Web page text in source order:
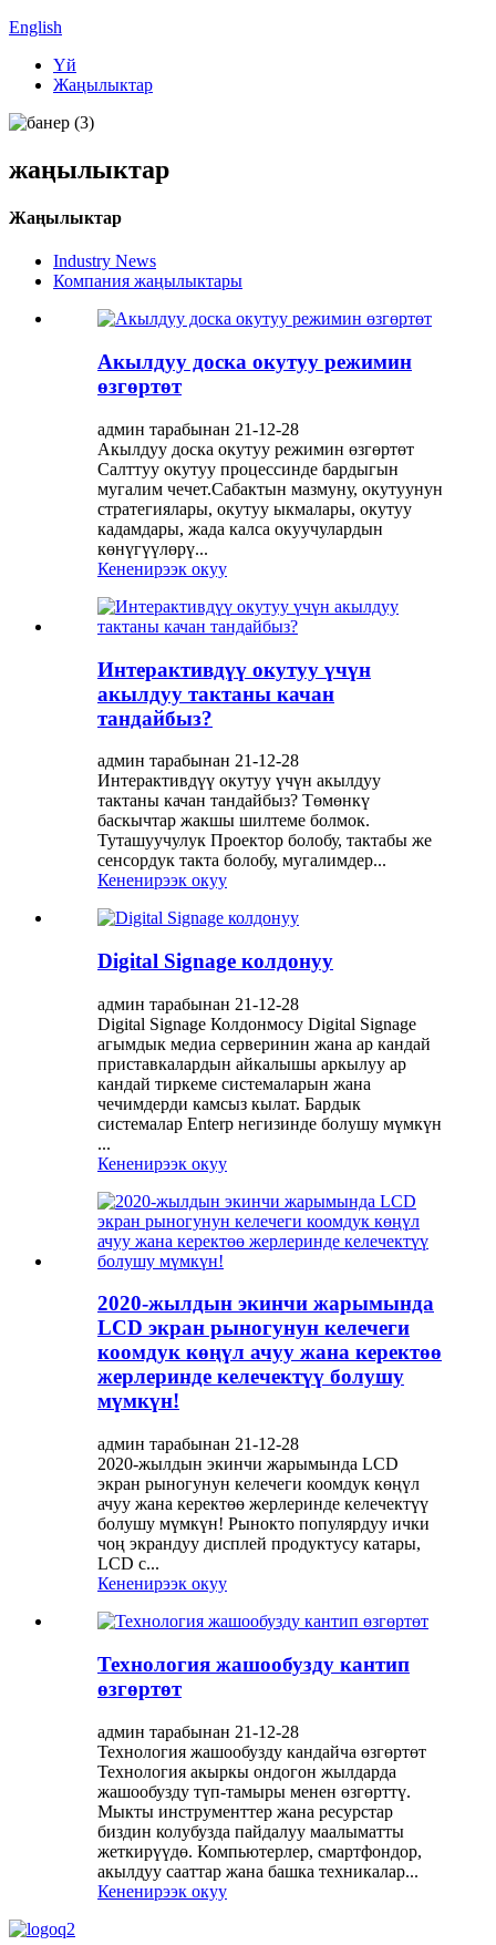
English
Үй
Жаңылыктар
жаңылыктар
Жаңылыктар
Industry News
Компания жаңылыктары
Акылдуу доска окутуу режимин
өзгөртөт
админ тарабынан 21-12-28
Акылдуу доска окутуу режимин өзгөртөт
Салттуу окутуу процессинде бардыгын
мугалим чечет.Сабактын мазмуну, окутуунун
стратегиялары, окутуу ыкмалары, окутуу
кадамдары, жада калса окуучулардын
көнүгүүлөрү...
Кененирээк окуу
Интерактивдүү окутуу үчүн
акылдуу тактаны качан
тандайбыз?
админ тарабынан 21-12-28
Интерактивдүү окутуу үчүн акылдуу
тактаны качан тандайбыз? Төмөнкү
баскычтар жакшы шилтеме болмок.
Туташуучулук Проектор болобу, тактабы же
сенсордук такта болобу, мугалимдер...
Кененирээк окуу
Digital Signage колдонуу
админ тарабынан 21-12-28
Digital Signage Колдонмосу Digital Signage
агымдык медиа серверинин жана ар кандай
приставкалардын айкалышы аркылуу ар
кандай тиркеме системаларын жана
чечимдерди камсыз кылат. Бардык
системалар Enterp негизинде болушу мүмкүн
...
Кененирээк окуу
2020-жылдын экинчи жарымында
LCD экран рыногунун келечеги
коомдук көңүл ачуу жана керектөө
жерлеринде келечектүү болушу
мүмкүн!
админ тарабынан 21-12-28
2020-жылдын экинчи жарымында LCD
экран рыногунун келечеги коомдук көңүл
ачуу жана керектөө жерлеринде келечектүү
болушу мүмкүн! Рынокто популярдуу ички
чоң экрандуу дисплей продуктусу катары,
LCD с...
Кененирээк окуу
Технология жашообузду кантип
өзгөртөт
админ тарабынан 21-12-28
Технология жашообузду кандайча өзгөртөт
Технология акыркы ондогон жылдарда
жашообузду түп-тамыры менен өзгөрттү.
Мыкты инструменттер жана ресурстар
биздин колубузда пайдалуу маалыматты
жеткирүүдө. Компьютерлер, смартфондор,
акылдуу сааттар жана башка техникалар...
Кененирээк окуу